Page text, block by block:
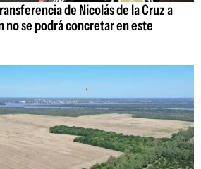
de Nicolás de la Cruz a
no se podrá concretar en este